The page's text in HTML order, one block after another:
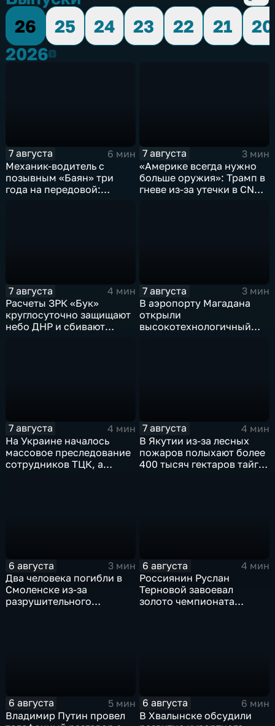
26
25 24 23 22 21
20
20262026
7 августа
6 мин
Механик-водитель с
позывным «Баян» три
года на передовой:
7 августа
3 мин
«Америке всегда нужно
больше оружия»: Трамп в
гневе из-за утечки в CNN
7 августа
4 мин
Расчеты ЗРК «Бук»
круглосуточно защищают
небо ДНР и сбивают
7 августа
3 мин
В аэропорту Магадана
открыли
высокотехнологичный
7 августа
4 мин
На Украине началось
массовое преследование
сотрудников ТЦК, а
7 августа
4 мин
В Якутии из-за лесных
пожаров полыхают более
400 тысяч гектаров тайги,
6 августа
3 мин
Два человека погибли в
Смоленске из-за
разрушительного
6 августа
4 мин
Россиянин Руслан
Терновой завоевал
золото чемпионата
6 августа
5 мин
Владимир Путин провел
6 августа
6 мин
В Хвалынске обсудили